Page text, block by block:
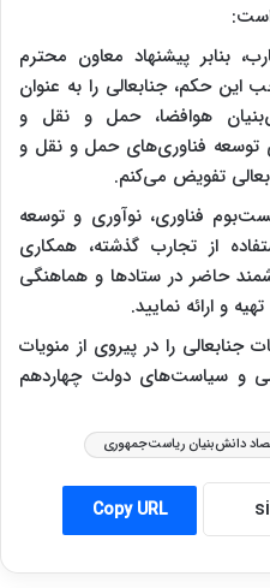
بنابر پیشنهاد معاون محترم
این حکم، جنابعالی را به عنوان
هوافضا، حمل و نقل و
فناوری‌های حمل و نقل و
تفویض می‌کنم.
فناوری، نوآوری و توسعه
از تجارب گذشته، همکاری
حاضر در ستادها و هماهنگی
و ارائه نمایید.
جنابعالی را در پیروی از منویات
و سیاست‌های دولت چهاردهم
دانش‌بنیان ریاست‌جمهوری
Copy URL